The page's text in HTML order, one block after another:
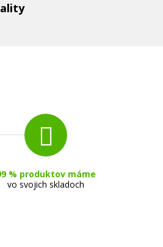
% produktov máme
vo svojich skladoch